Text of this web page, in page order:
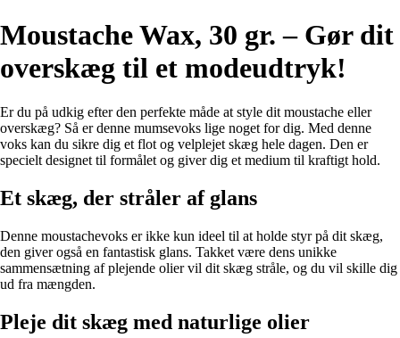
Moustache Wax, 30 gr. – Gør dit
overskæg til et modeudtryk!
Er du på udkig efter den perfekte måde at style dit moustache eller
overskæg? Så er denne mumsevoks lige noget for dig. Med denne
voks kan du sikre dig et flot og velplejet skæg hele dagen. Den er
specielt designet til formålet og giver dig et medium til kraftigt hold.
Et skæg, der stråler af glans
Denne moustachevoks er ikke kun ideel til at holde styr på dit skæg,
den giver også en fantastisk glans. Takket være dens unikke
sammensætning af plejende olier vil dit skæg stråle, og du vil skille dig
ud fra mængden.
Pleje dit skæg med naturlige olier